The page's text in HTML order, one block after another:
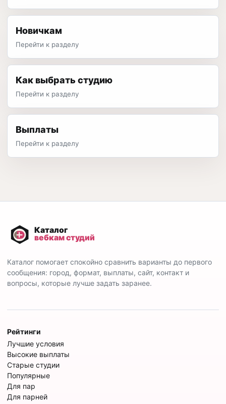
Новичкам
Перейти к разделу
Как выбрать студию
Перейти к разделу
Выплаты
Перейти к разделу
Каталог помогает спокойно сравнить варианты до первого
сообщения: город, формат, выплаты, сайт, контакт и
вопросы, которые лучше задать заранее.
Рейтинги
Лучшие условия
Высокие выплаты
Старые студии
Популярные
Для пар
Для парней